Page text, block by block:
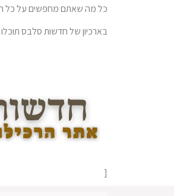
כל מה שאתם מחפשים על כל
בארכיון של חדשות סלבס
[